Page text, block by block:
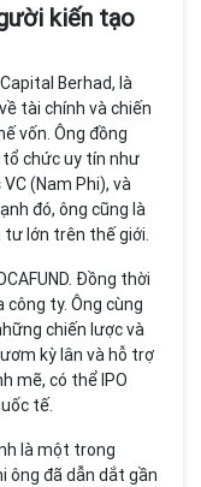
kiến tạo
Berhad, là
tài chính và chiến
vốn. Ông đồng
tổ chức uy tín như
(Nam Phi), và
đó, ông cũng là
lớn trên thế giới.
Đồng thời
công ty. Ông cùng
chiến lược và
kỳ lân và hỗ trợ
mẽ, có thể IPO
tế.
là một trong
ông đã dẫn dắt gần